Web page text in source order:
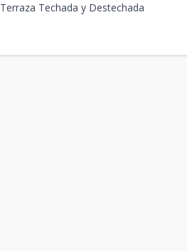
Terraza Techada y Destechada